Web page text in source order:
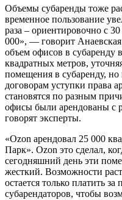
Объемы субаренды тоже
временное пользование
раза – ориентировочно с
000», — говорит
объем офисов в
квадратных метров,
помещения в субаренду,
договорам уступки
становятся по разным
офисы были арендованы с
говорят эксперты.
«Ozon арендовал 25 000
Парк». Ozon это сделал,
сегодняшний день эти
жесткий. Возможности
остается только платить
субарендаторов, чтобы